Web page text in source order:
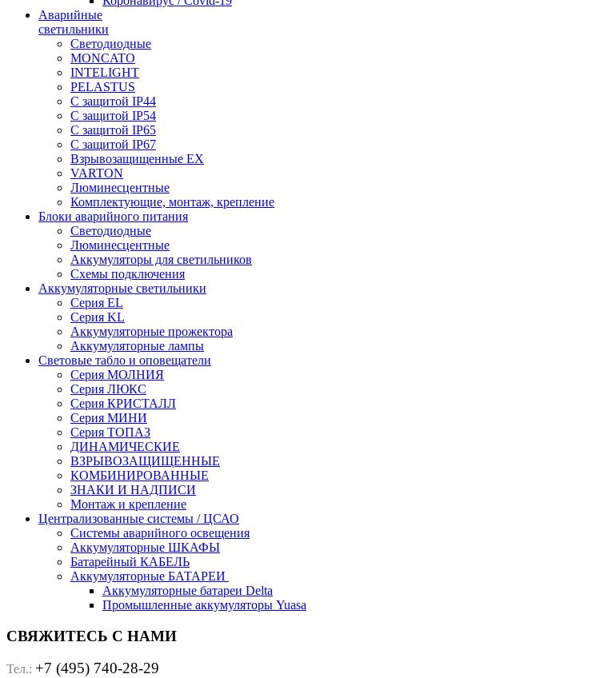
Аварийные
светильники
Светодиодные
MONCATO
INTELIGHT
PELASTUS
С защитой IP44
С защитой IP54
С защитой IP65
С защитой IP67
Взрывозащищенные EX
VARTON
Люминесцентные
Комплектующие, монтаж, крепление
Блоки аварийного питания
Светодиодные
Люминесцентные
Аккумуляторы для светильников
Схемы подключения
Аккумуляторные светильники
Серия EL
Серия KL
Аккумуляторные прожектора
Аккумуляторные лампы
Световые табло и оповещатели
Серия МОЛНИЯ
Серия ЛЮКС
Серия КРИСТАЛЛ
Серия МИНИ
Серия ТОПАЗ
ДИНАМИЧЕСКИЕ
ВЗРЫВОЗАЩИЩЕННЫЕ
КОМБИНИРОВАННЫЕ
ЗНАКИ И НАДПИСИ
Монтаж и крепление
Централизованные системы / ЦСАО
Системы аварийного освещения
Аккумуляторные ШКАФЫ
Батарейный КАБЕЛЬ
Аккумуляторные БАТАРЕИ
Аккумуляторные батареи Delta
Промышленные аккумуляторы Yuasa
СВЯЖИТЕСЬ С НАМИ
Тел.: +7 (495) 740-28-29